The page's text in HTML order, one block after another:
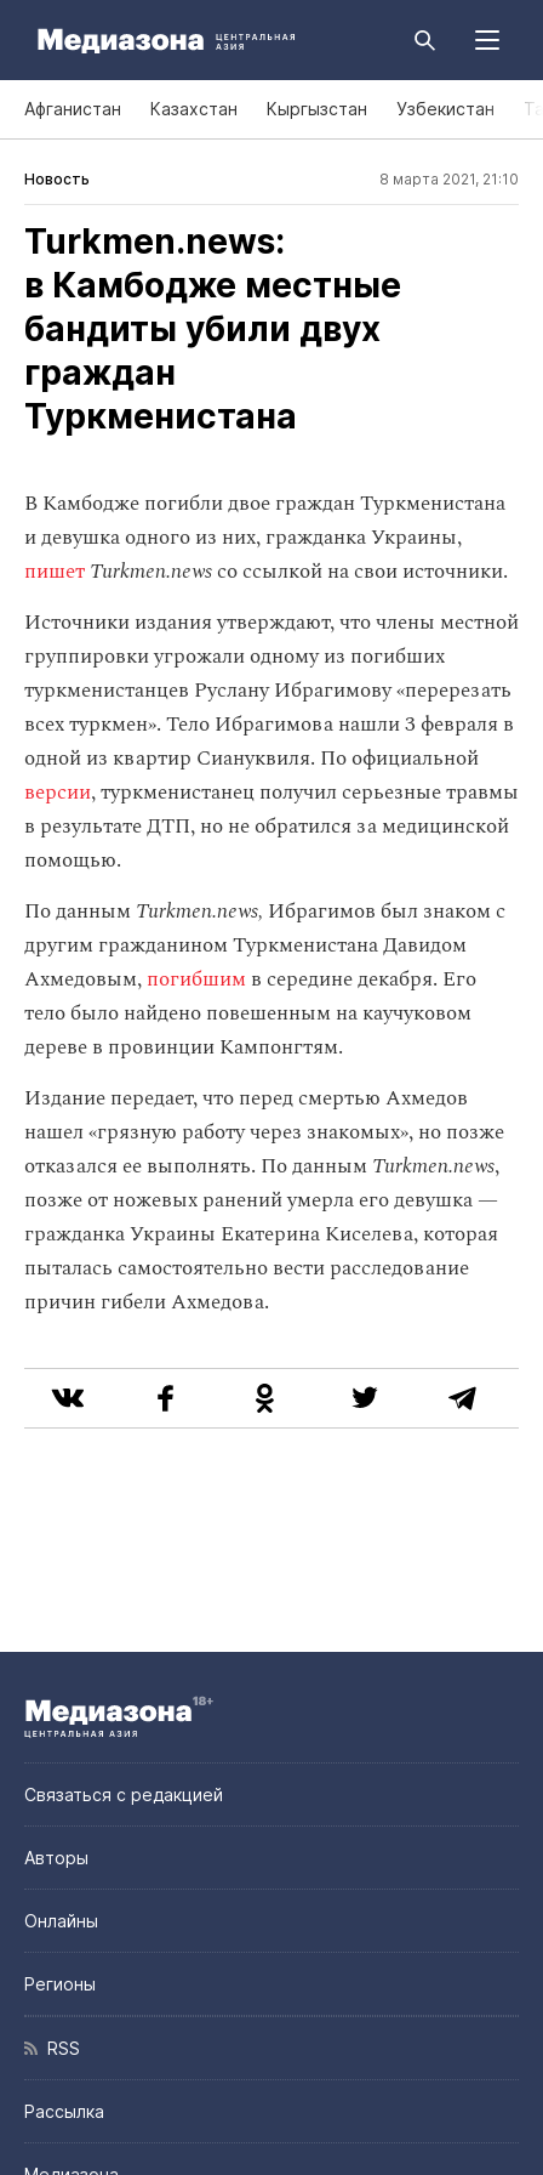
Афганистан Казахстан Кыргызстан Узбекистан
Новость 8 марта 2021, 21:10
Turkmen.news:
в Камбодже местные
бандиты убили двух
граждан
Туркменистана
В Камбодже погибли двое граждан Туркменистана
и девушка одного из них, гражданка Украины,
пишетTurkmen.newsсо ссылкой на свои источники.
Источники издания утверждают, что члены местной
группировки угрожали одному из погибших
туркменистанцев Руслану Ибрагимову «перерезать
всех туркмен». Тело Ибрагимова нашли 3 февраля в
одной из квартир Сиануквиля. По официальной
версии, туркменистанец получил серьезные травмы
в результате ДТП, но не обратился за медицинской
помощью.
По данным Turkmen.news, Ибрагимов был знаком с
другим гражданином Туркменистана Давидом
Ахмедовым,погибшим в середине декабря. Его
тело было найдено повешенным на каучуковом
дереве в провинции Кампонгтям.
Издание передает, что перед смертью Ахмедов
нашел «грязную работу через знакомых», но позже
отказался ее выполнять. По данным Turkmen.news,
позже от ножевых ранений умерла его девушка —
гражданка Украины Екатерина Киселева, которая
пыталась самостоятельно вести расследование
причин гибели Ахмедова.
Связаться с редакцией
Авторы
Онлайны
Регионы
RSS
Рассылка